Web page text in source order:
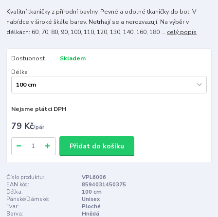
Kvalitní tkaničky z přírodní bavlny. Pevné a odolné tkaničky do bot. V
nabídce v široké škále barev. Netrhají se a nerozvazují. Na výběr v
délkách: 60, 70, 80, 90, 100, 110, 120, 130, 140, 160, 180 ... celý popis
Dostupnost
Skladem
Délka
Nejsme plátci DPH
79 Kč/pár
Přidat do košíku
Číslo produktu:
VPL6006
EAN kód:
8594031450375
Délka:
100 cm
Pánské/Dámské:
Unisex
Tvar:
Ploché
Barva:
Hnědá